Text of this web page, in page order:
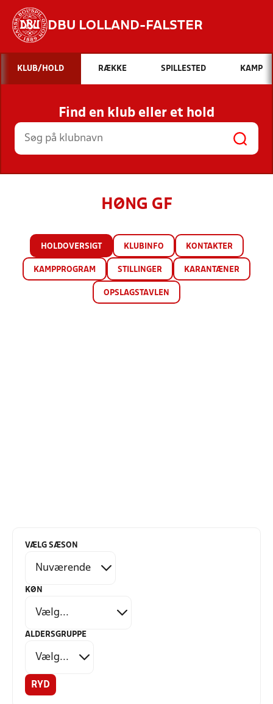
DBU LOLLAND-FALSTER
Hvad vil du søge efter?
INDHOLD OG NYHEDER
STILLINGER, RESULTATER, KLUBBER OG
HOLD
KLUB/HOLD RÆKKE SPILLESTED KAMP
Find en klub eller et hold
HØNG GF
HOLDOVERSIGT KLUBINFO KONTAKTER
KAMPPROGRAM STILLINGER KARANTÆNER
OPSLAGSTAVLEN
VÆLG SÆSON
KØN
ALDERSGRUPPE
RYD